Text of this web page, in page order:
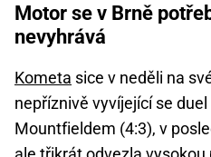
Motor se v Brně
nevyhrává
Kometa sice v neděli na
nepříznivě vyvíjející se
Mountfieldem (4:3), v